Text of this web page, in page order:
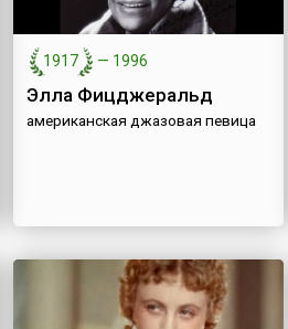
1917 — 1996
Элла Фицджеральд
американская джазовая певица